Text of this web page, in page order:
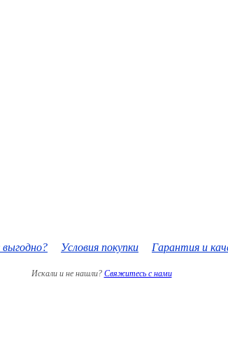
Условия покупки Гарантия и
Искали и не нашли? Свяжитесь с нами